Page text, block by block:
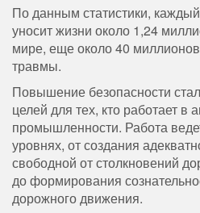
По данным статистики,
уносит жизни около 1,24
мире, еще около 40
травмы.
Повышение безопасности
целей для тех, кто работает в
промышленности. Работа
уровнях, от создания
свободной от столкновений
до формирования
дорожного движения.